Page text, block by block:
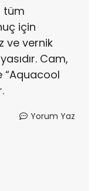
tüm
için
ve vernik
Cam,
“Aquacool
Yorum Yaz